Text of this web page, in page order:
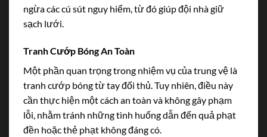
ngừa các cú sút nguy hiểm, từ đó giúp đội nhà giữ
sạch lưới.
Tranh Cướp Bóng An Toàn
Một phần quan trọng trong nhiệm vụ của trung vệ là
tranh cướp bóng từ tay đối thủ. Tuy nhiên, điều này
cần thực hiện một cách an toàn và không gây phạm
lỗi, nhằm tránh những tình huống dẫn đến quả phạt
đền hoặc thẻ phạt không đáng có.